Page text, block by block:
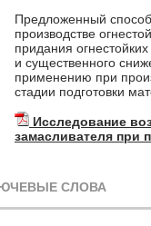
Предложенный
производстве
придания
и существенного
применению при
стадии подготовки
Исследование
замасливателя при
СЛОВА